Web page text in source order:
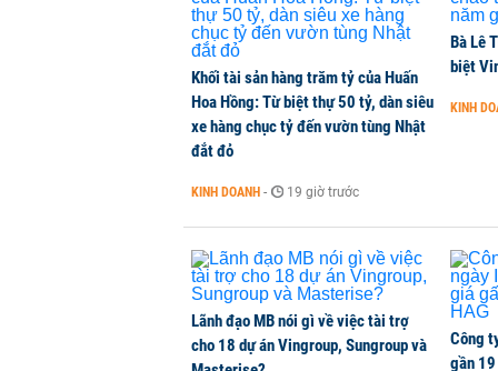
Kiến nghị đưa người bán hàng
THỜI SỰ - 1 phút trước
TikToker Khánh Sky, Vua Quạt,
KINH DOANH - 1 phút trước
Khối tài sản hàng trăm tỷ của Huấn
Hoa Hồng: Từ biệt thự 50 tỷ, dàn siêu
xe hàng chục tỷ đến vườn tùng Nhật
đắt đỏ
KINH DOANH - 19 giờ trước
Bà Lê
biệt
KINH
Lãnh đạo MB nói gì về việc tài trợ
cho 18 dự án Vingroup, Sungroup và
Công
gần